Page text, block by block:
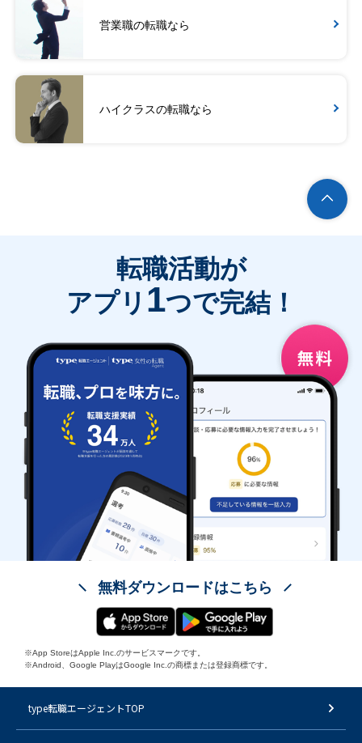
営業職の転職なら
ハイクラスの転職なら
転職活動が
アプリ 1つで完結！
無料ダウンロードはこちら
※App StoreはApple Inc.のサービスマークです。
※Android、Google PlayはGoogle Inc.の商標または登録商標です。
type転職エージェントTOP